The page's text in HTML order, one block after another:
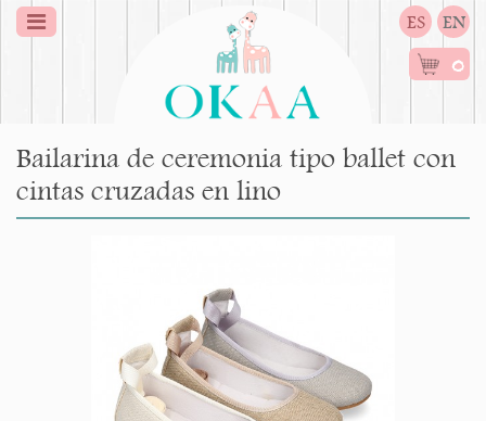
ES EN
0
Bailarina de ceremonia tipo ballet con
cintas cruzadas en lino